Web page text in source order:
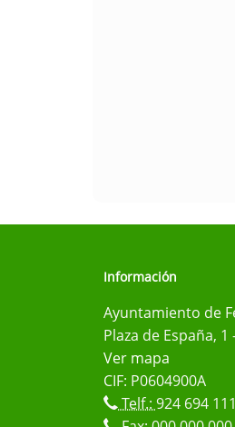
Información
Ayuntamiento de
Plaza de España,
Ver mapa
CIF: P0604900A
Telf.: 924 694 111